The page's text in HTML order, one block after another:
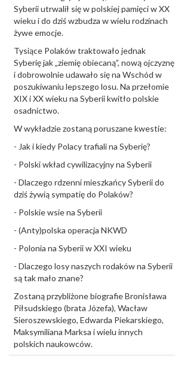
Syberii utrwalił się w polskiej pamięci w XX
wieku i do dziś wzbudza w wielu rodzinach
żywe emocje.
Tysiące Polaków traktowało jednak
Syberię jak „ziemię obiecaną”, nową ojczyznę
i dobrowolnie udawało się na Wschód w
poszukiwaniu lepszego losu. Na przełomie
XIX i XX wieku na Syberii kwitło polskie
osadnictwo.
W wykładzie zostaną poruszane kwestie:
- Jak i kiedy Polacy trafiali na Syberię?
- Polski wkład cywilizacyjny na Syberii
- Dlaczego rdzenni mieszkańcy Syberii do
dziś żywią sympatię do Polaków?
- Polskie wsie na Syberii
- (Anty)polska operacja NKWD
- Polonia na Syberii w XXI wieku
- Dlaczego losy naszych rodaków na Syberii
są tak mało znane?
Zostaną przybliżone biografie Bronisława
Piłsudskiego (brata Józefa), Wacław
Sieroszewskiego, Edwarda Piekarskiego,
Maksymiliana Marksa i wielu innych
polskich naukowców.